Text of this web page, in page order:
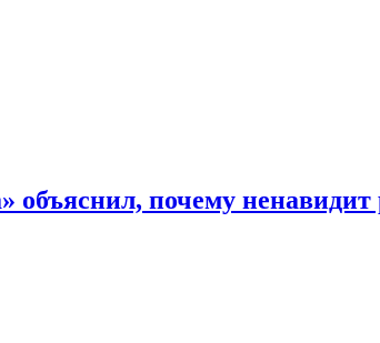
объяснил, почему